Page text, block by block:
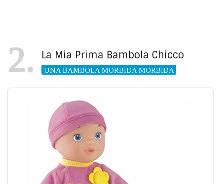
2 La Mia Prima Bambola Chicco
UNA BAMBOLA MORBIDA MORBIDA